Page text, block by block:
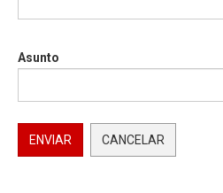
Asunto
ENVIAR CANCELAR